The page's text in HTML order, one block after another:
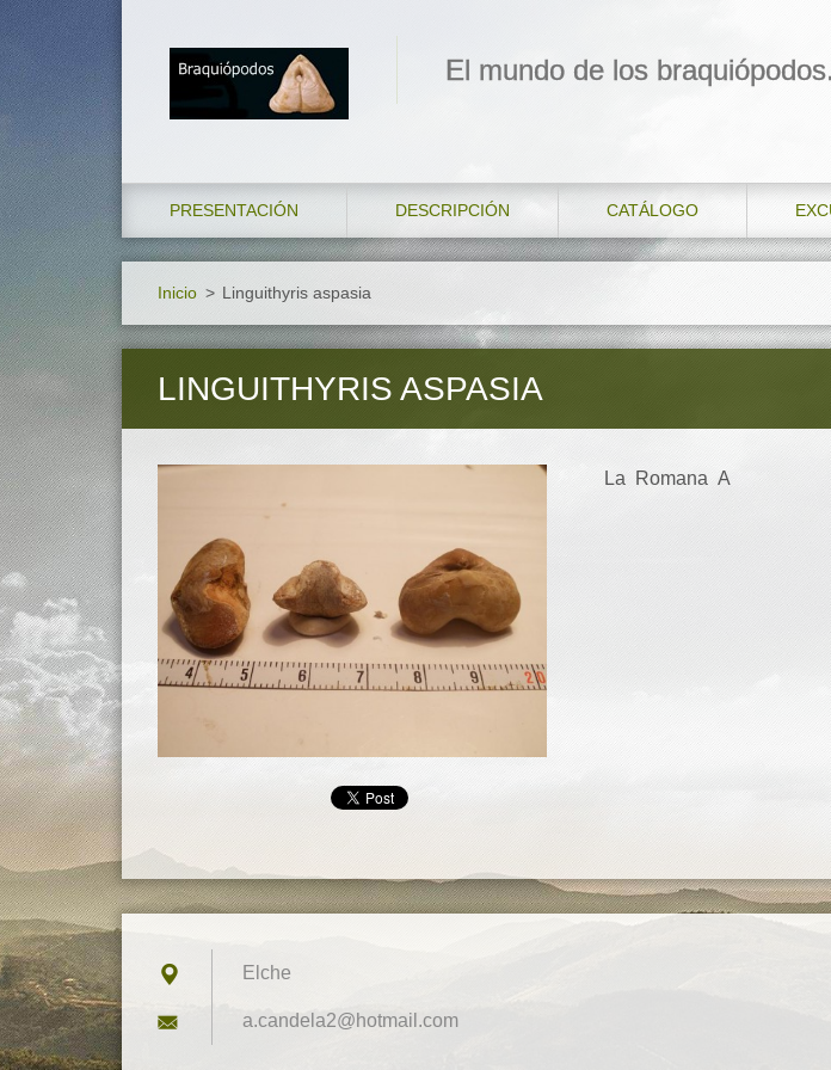
El mundo de los braquiópodos.
PRESENTACIÓN DESCRIPCIÓN CATÁLOGO
Inicio > Linguithyris aspasia
LINGUITHYRIS ASPASIA
La Romana A
Elche
a.candel a2@hotmail.com